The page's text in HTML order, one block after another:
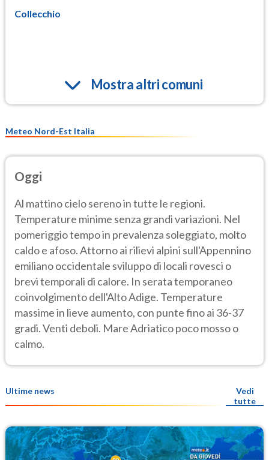
Collecchio
Mostra altri comuni
Meteo Nord-Est Italia
Oggi
Al mattino cielo sereno in tutte le regioni.
Temperature minime senza grandi variazioni. Nel
pomeriggio tempo in prevalenza soleggiato, molto
caldo e afoso. Attorno ai rilievi alpini sull'Appennino
emiliano occidentale sviluppo di locali rovesci o
brevi temporali di calore. In serata temporaneo
coinvolgimento dell'Alto Adige. Temperature
massime in lieve aumento, con punte fino ai 36-37
gradi. Venti deboli. Mare Adriatico poco mosso o
calmo.
Ultime news
Vedi
tutte